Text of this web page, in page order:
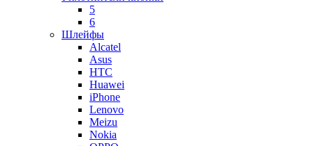
5
6
Шлейфы
Alcatel
Asus
HTC
Huawei
iPhone
Lenovo
Meizu
Nokia